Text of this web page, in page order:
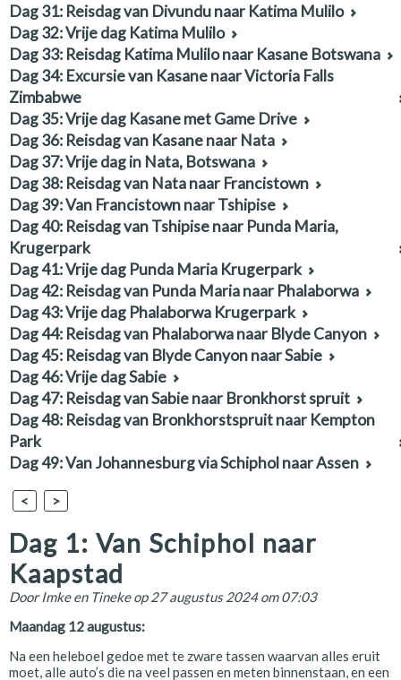
< >
Dag 1: Van Schiphol naar
Kaapstad
DoorImke en Tineke op 27 augustus 2024 om 07:03
Maandag 12 augustus:
Na een heleboel gedoe met te zware tassen waarvan alles eruit
moet, alle auto’s die na veel passen en meten binnenstaan, en een
Dag 31: Reisdag van Divundu naar Katima Mulilo
Dag 32: Vrije dag Katima Mulilo
Dag 33: Reisdag Katima Mulilo naar Kasane Botswana
Dag 34: Excursie van Kasane naar Victoria Falls
Zimbabwe
Dag 35: Vrije dag Kasane met Game Drive
Dag 36: Reisdag van Kasane naar Nata
Dag 37: Vrije dag in Nata, Botswana
Dag 38: Reisdag van Nata naar Francistown
Dag 39: Van Francistown naar Tshipise
Dag 40: Reisdag van Tshipise naar Punda Maria,
Krugerpark
Dag 41: Vrije dag Punda Maria Krugerpark
Dag 42: Reisdag van Punda Maria naar Phalaborwa
Dag 43: Vrije dag Phalaborwa Krugerpark
Dag 44: Reisdag van Phalaborwa naar Blyde Canyon
Dag 45: Reisdag van Blyde Canyon naar Sabie
Dag 46: Vrije dag Sabie
Dag 47: Reisdag van Sabie naar Bronkhorst spruit
Dag 48: Reisdag van Bronkhorstspruit naar Kempton
Park
Dag 49: Van Johannesburg via Schiphol naar Assen